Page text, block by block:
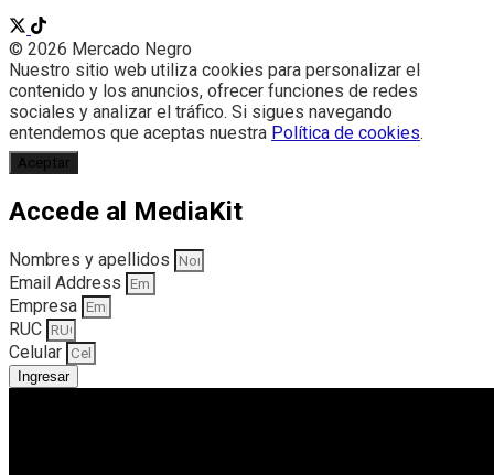
© 2026 Mercado Negro
Nuestro sitio web utiliza cookies para personalizar el
contenido y los anuncios, ofrecer funciones de redes
sociales y analizar el tráfico. Si sigues navegando
entendemos que aceptas nuestra Política de cookies.
Aceptar
Accede al MediaKit
Nombres y apellidos
Email Address
Empresa
RUC
Celular
Ingresar